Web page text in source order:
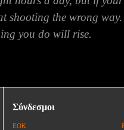
shooting the wrong
you do will rise.
Σύνδεσμοι
ΕΟΚ